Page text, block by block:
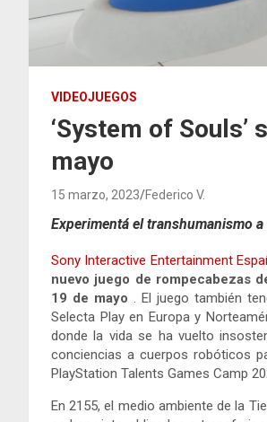
VIDEOJUEGOS
‘System of Souls’
mayo
15 marzo, 2023 Federico V.
Experimentá el transhumanismo
Sony Interactive Entertainment
nuevo juego de rompecabezas
19 de mayo . El juego también
Selecta Play en Europa y
donde la vida se ha vuelto
conciencias a cuerpos robóticos
PlayStation Talents Games Camp
En 2155, el medio ambiente de la